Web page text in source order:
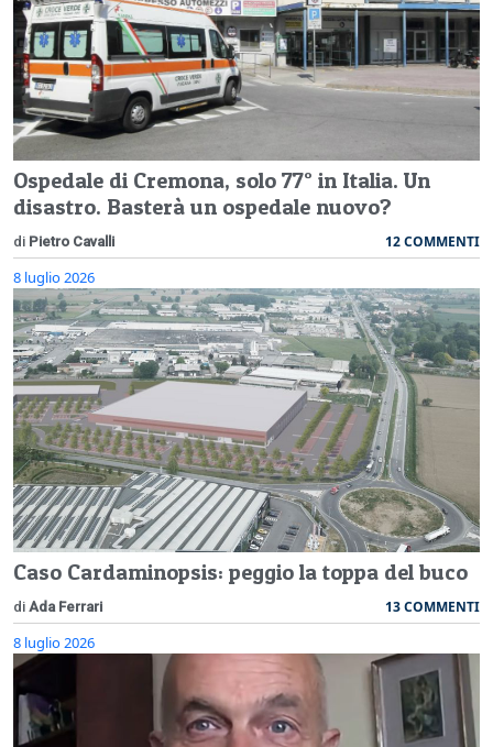
Ospedale di Cremona, solo 77° in Italia. Un
disastro. Basterà un ospedale nuovo?
di Pietro Cavalli 12 COMMENTI
8 luglio 2026
Caso Cardaminopsis: peggio la toppa del buco
di Ada Ferrari 13 COMMENTI
8 luglio 2026